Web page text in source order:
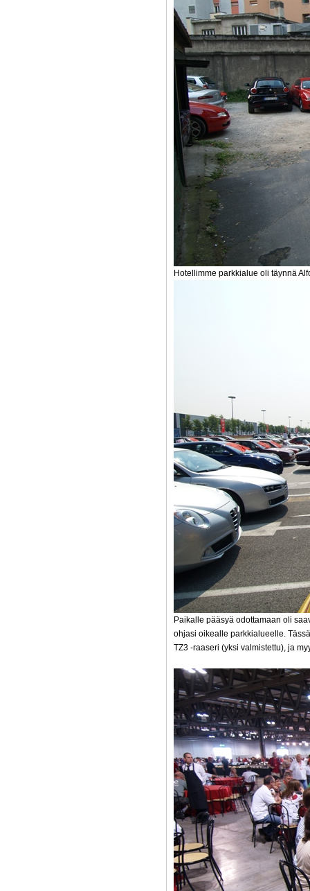
Hotellimme parkkialue oli täynnä
Paikalle pääsyä odottamaan oli
ohjasi oikealle parkkialueelle.
TZ3 -raaseri (yksi valmistettu), ja